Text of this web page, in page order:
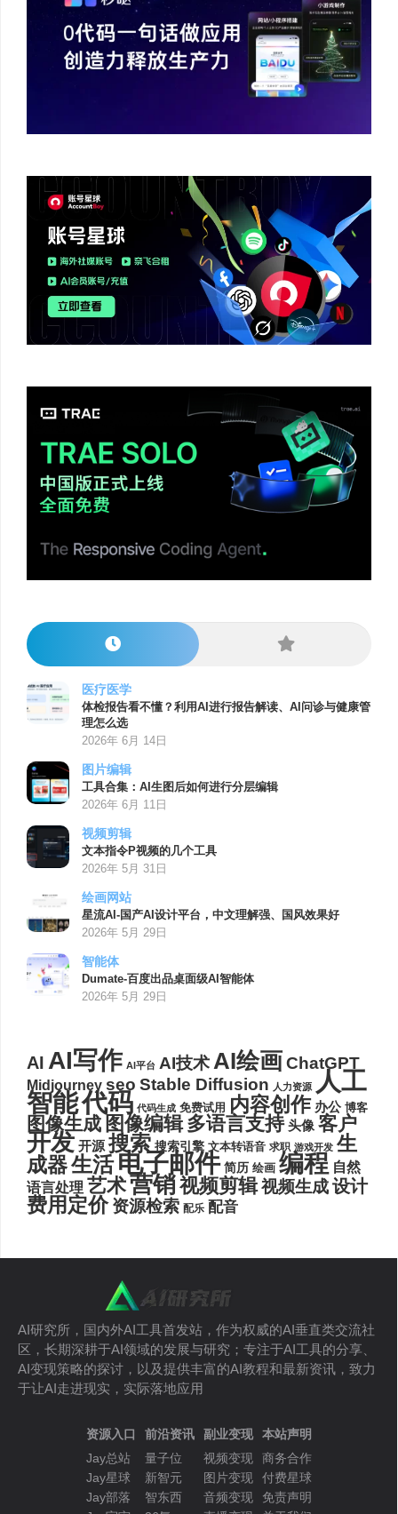
医疗医学
体检报告看不懂？利用AI进行报告解读、AI问诊与健康管
理怎么选
2026年 6月 14日
图片编辑
工具合集：AI生图后如何进行分层编辑
2026年 6月 11日
视频剪辑
文本指令P视频的几个工具
2026年 5月 31日
绘画网站
星流AI-国产AI设计平台，中文理解强、国风效果好
2026年 5月 29日
智能体
Dumate-百度出品桌面级AI智能体
2026年 5月 29日
AI AI写作 AI平台 AI技术AI绘画ChatGPT
Midjourney seo Stable Diffusion 人力资源 人工
智能代码 代码生成 免费试用 内容创作 办公 博客
图像生成 图像编辑 多语言支持 头像 客户
开发 开源 搜索 搜索引擎 文本转语音 求职 游戏开发 生
成器生活电子邮件 简历 绘画 编程 自然
语言处理 艺术营销视频剪辑视频生成设计
费用定价 资源检索 配乐 配音
AI研究所，国内外AI工具首发站，作为权威的AI垂直类交流社
区，长期深耕于AI领域的发展与研究；专注于AI工具的分享、
AI变现策略的探讨，以及提供丰富的AI教程和最新资讯，致力
于让AI走进现实，实际落地应用
资源入口
Jay总站
Jay星球
Jay部落
前沿资讯
量子位
新智元
智东西
副业变现
视频变现
图片变现
音频变现
本站声明
商务合作
付费星球
免责声明